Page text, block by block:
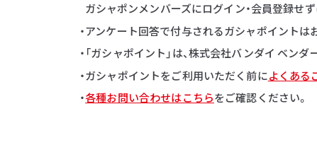
ガシャポンメンバーズにログイン・会員登録せ
・アンケート回答で付与されるガシャポイント
・「ガシャポイント」は、株式会社バンダイ ベン
・ガシャポイントをご利用いただく前によくある
・各種お問い合わせはこちらをご確認ください。